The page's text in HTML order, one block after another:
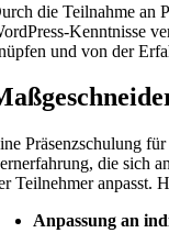
die Teilnahme an
Kenntnisse
und von der
Präsenzschulung
die sich
Teilnehmer anpasst.
Anpassung an